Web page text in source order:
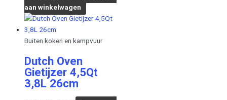
aan winkelwagen
Buiten koken en kampvuur
Dutch Oven
Gietijzer 4,5Qt
3,8L 26cm